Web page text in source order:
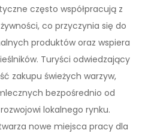
często współpracują z
co przyczynia się do
produktów oraz wspiera
Turyści odwiedzający
zakupu świeżych warzyw,
bezpośrednio od
lokalnego rynku.
nowe miejsca pracy dla